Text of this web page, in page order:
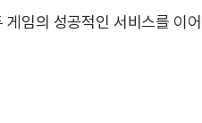
임의 성공적인 서비스를 이